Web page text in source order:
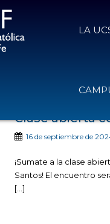
LA
Clase abierta
16 de septiembre de
¡Sumate a la clase
Santos! El encuentro
[…]